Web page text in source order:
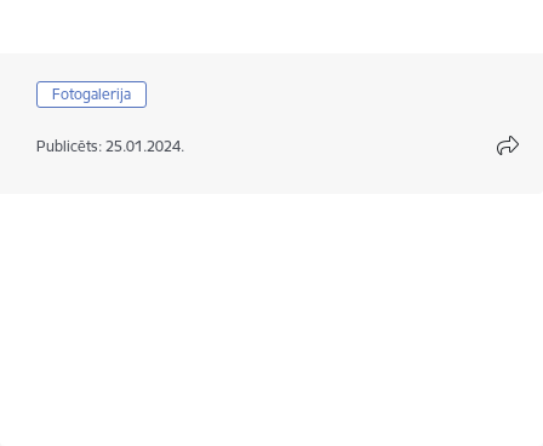
Fotogalerija
Publicēts: 25.01.2024.